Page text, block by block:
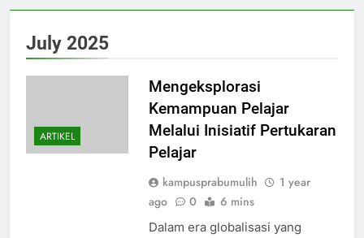
July 2025
ARTIKEL
Mengeksplorasi
Kemampuan Pelajar
Melalui Inisiatif Pertukaran
Pelajar
kampusprabumulih
1 year
ago
0 6 mins
Dalam era globalisasi yang